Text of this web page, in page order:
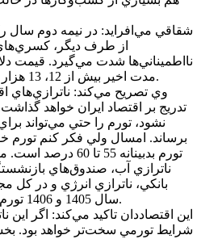
شقاقي مي‌افرايد: در نيمه دوم سال
از طرف ديگر،
نااطميناني‌ها شدت مي‌گيرد. قيمت
مدت اخير بيش از 12، 13 هزار تومان افزايش پيدا کرده است.
وي تصريح مي‌کند: ناترازي‌هاي
تدريج بر اقتصاد ايران خواهد
نشود، تورم را حتي مي‌تواند
تورم بدبينانه 55
ناترازي آب، صندوق‌هاي
بانکي، ناترازي انرژي و در کل
سال 1405 و 1406 تورم را سه رقمي و 100 درصد کند.
اين اقتصاددان تاکيد مي‌کند: اگر اين
شرايط تورمي سخت‌تر خواهد بود.